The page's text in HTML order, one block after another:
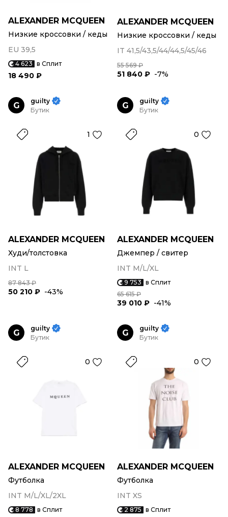
ALEXANDER MCQUEEN
Низкие кроссовки / кеды
EU 39,5
4 623 в Сплит
18 490 ₽
ALEXANDER MCQUEEN
Низкие кроссовки / кеды
IT 41,5/43,5/44/44,5/45/46
55 569 ₽
51 840 ₽ -7%
G
guilty
Бутик
1
ALEXANDER MCQUEEN
Худи/толстовка
INT L
87 843 ₽
50 210 ₽ -43%
G
guilty
Бутик
0
ALEXANDER MCQUEEN
Джемпер / свитер
INT M/L/XL
9 753 в Сплит
65 615 ₽
39 010 ₽ -41%
G
guilty
Бутик
0
ALEXANDER MCQUEEN
Футболка
INT M/L/XL/2XL
8 778 в Сплит
G
guilty
Бутик
0
ALEXANDER MCQUEEN
Футболка
INT XS
2 875 в Сплит